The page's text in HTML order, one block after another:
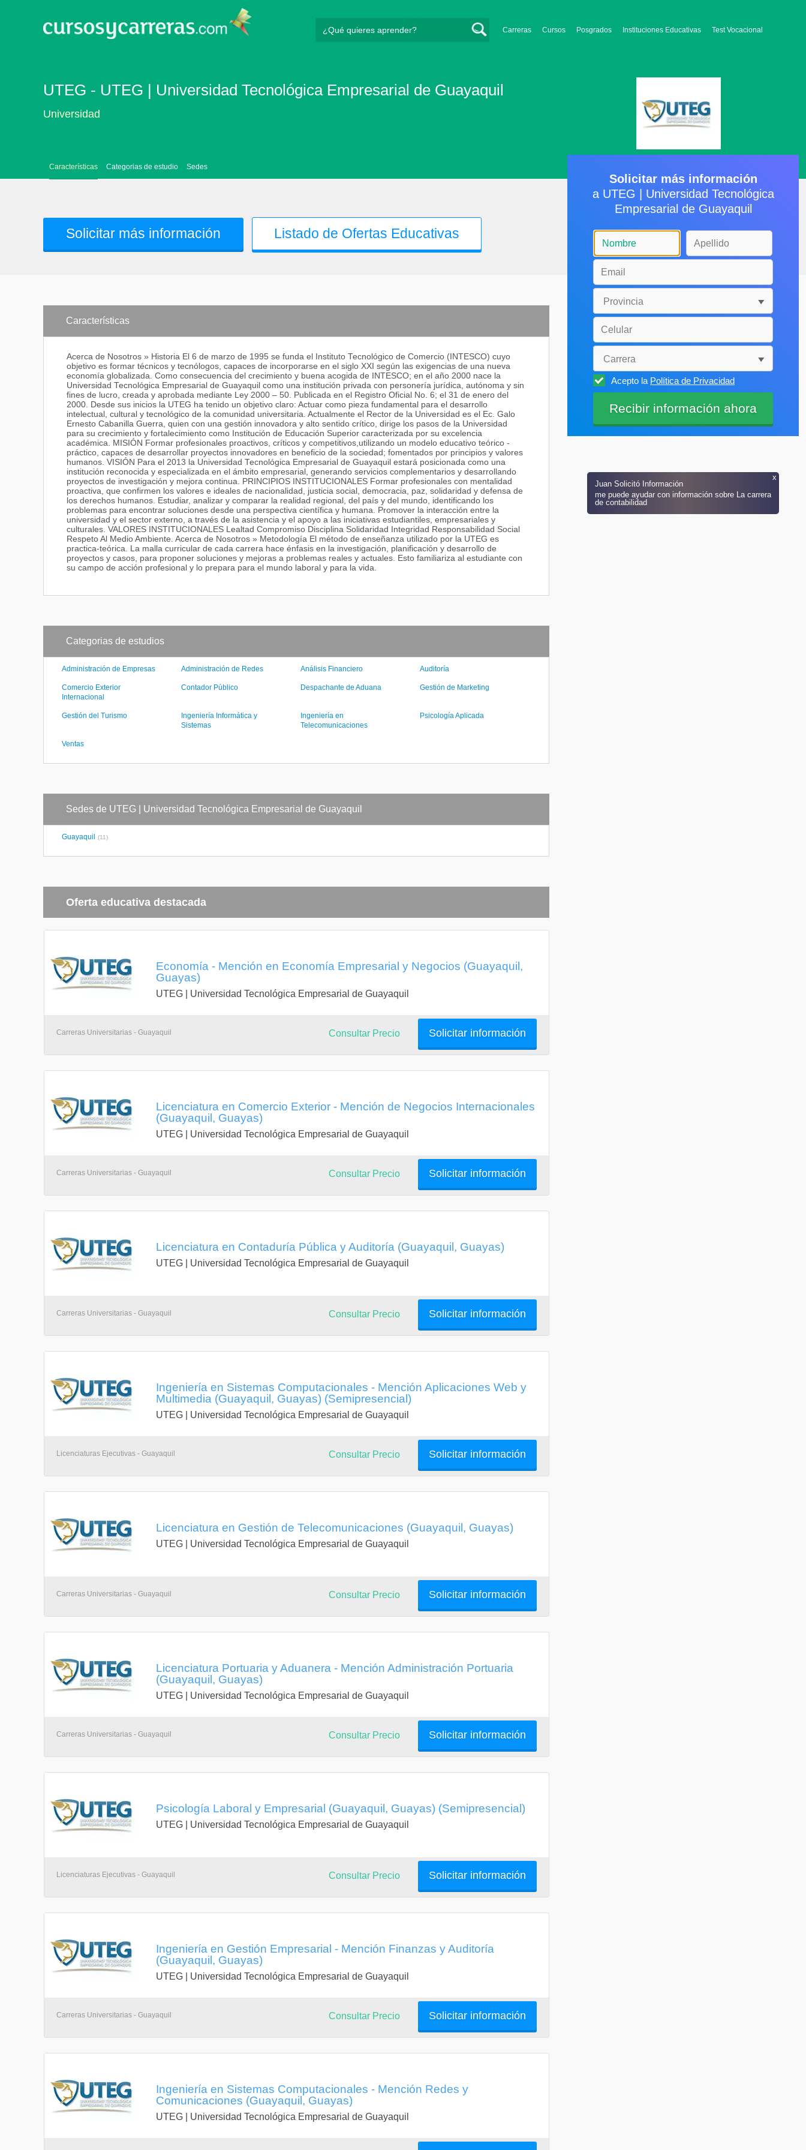
Carreras Cursos Posgrados Instituciones Educativas Test Vocacional
UTEG - UTEG | Universidad Tecnológica Empresarial de Guayaquil
Universidad
Características Categorias de estudio Sedes
Solicitar más información Listado de Ofertas Educativas
Características
Acerca de Nosotros » Historia El 6 de marzo de 1995 se funda el Instituto Tecnológico de Comercio (INTESCO) cuyo
objetivo es formar técnicos y tecnólogos, capaces de incorporarse en el siglo XXI según las exigencias de una nueva
economía globalizada. Como consecuencia del crecimiento y buena acogida de INTESCO; en el año 2000 nace la
Universidad Tecnológica Empresarial de Guayaquil como una institución privada con personería jurídica, autónoma y sin
fines de lucro, creada y aprobada mediante Ley 2000 – 50. Publicada en el Registro Oficial No. 6; el 31 de enero del
2000. Desde sus inicios la UTEG ha tenido un objetivo claro: Actuar como pieza fundamental para el desarrollo
intelectual, cultural y tecnológico de la comunidad universitaria. Actualmente el Rector de la Universidad es el Ec. Galo
Ernesto Cabanilla Guerra, quien con una gestión innovadora y alto sentido crítico, dirige los pasos de la Universidad
para su crecimiento y fortalecimiento como Institución de Educación Superior caracterizada por su excelencia
académica. MISIÓN Formar profesionales proactivos, críticos y competitivos,utilizando un modelo educativo teórico -
práctico, capaces de desarrollar proyectos innovadores en beneficio de la sociedad; fomentados por principios y valores
humanos. VISIÓN Para el 2013 la Universidad Tecnológica Empresarial de Guayaquil estará posicionada como una
institución reconocida y especializada en el ámbito empresarial, generando servicios complementarios y desarrollando
proyectos de investigación y mejora continua. PRINCIPIOS INSTITUCIONALES Formar profesionales con mentalidad
proactiva, que confirmen los valores e ideales de nacionalidad, justicia social, democracia, paz, solidaridad y defensa de
los derechos humanos. Estudiar, analizar y comparar la realidad regional, del país y del mundo, identificando los
problemas para encontrar soluciones desde una perspectiva científica y humana. Promover la interacción entre la
universidad y el sector externo, a través de la asistencia y el apoyo a las iniciativas estudiantiles, empresariales y
culturales. VALORES INSTITUCIONALES Lealtad Compromiso Disciplina Solidaridad Integridad Responsabilidad Social
Respeto Al Medio Ambiente. Acerca de Nosotros » Metodología El método de enseñanza utilizado por la UTEG es
practica-teórica. La malla curricular de cada carrera hace énfasis en la investigación, planificación y desarrollo de
proyectos y casos, para proponer soluciones y mejoras a problemas reales y actuales. Esto familiariza al estudiante con
su campo de acción profesional y lo prepara para el mundo laboral y para la vida.
Categorias de estudios
Administración de Empresas Administración de Redes Análisis Financiero Auditoría
Comercio Exterior
Internacional
Contador Público Despachante de Aduana Gestión de Marketing
Gestión del Turismo
Ingeniería Informática y
Sistemas
Ingeniería en
Telecomunicaciones
Psicología Aplicada
Ventas
Sedes de UTEG | Universidad Tecnológica Empresarial de Guayaquil
Guayaquil (11)
Oferta educativa destacada
Economía - Mención en Economía Empresarial y Negocios (Guayaquil,
Guayas)
UTEG | Universidad Tecnológica Empresarial de Guayaquil
Carreras Universitarias - Guayaquil Solicitar información
Consultar Precio
Licenciatura en Comercio Exterior - Mención de Negocios Internacionales
(Guayaquil, Guayas)
UTEG | Universidad Tecnológica Empresarial de Guayaquil
Carreras Universitarias - Guayaquil Solicitar información
Consultar Precio
Licenciatura en Contaduría Pública y Auditoría (Guayaquil, Guayas)
UTEG | Universidad Tecnológica Empresarial de Guayaquil
Carreras Universitarias - Guayaquil Solicitar información
Consultar Precio
Ingeniería en Sistemas Computacionales - Mención Aplicaciones Web y
Multimedia (Guayaquil, Guayas) (Semipresencial)
UTEG | Universidad Tecnológica Empresarial de Guayaquil
Licenciaturas Ejecutivas - Guayaquil Solicitar información
Consultar Precio
Licenciatura en Gestión de Telecomunicaciones (Guayaquil, Guayas)
UTEG | Universidad Tecnológica Empresarial de Guayaquil
Carreras Universitarias - Guayaquil Solicitar información
Consultar Precio
Licenciatura Portuaria y Aduanera - Mención Administración Portuaria
(Guayaquil, Guayas)
UTEG | Universidad Tecnológica Empresarial de Guayaquil
Carreras Universitarias - Guayaquil Solicitar información
Consultar Precio
Psicología Laboral y Empresarial (Guayaquil, Guayas) (Semipresencial)
UTEG | Universidad Tecnológica Empresarial de Guayaquil
Licenciaturas Ejecutivas - Guayaquil Solicitar información
Consultar Precio
Ingeniería en Gestión Empresarial - Mención Finanzas y Auditoría
(Guayaquil, Guayas)
UTEG | Universidad Tecnológica Empresarial de Guayaquil
Carreras Universitarias - Guayaquil Solicitar información
Consultar Precio
Ingeniería en Sistemas Computacionales - Mención Redes y
Comunicaciones (Guayaquil, Guayas)
UTEG | Universidad Tecnológica Empresarial de Guayaquil
Solicitar más información
a UTEG | Universidad Tecnológica
Empresarial de Guayaquil
Acepto la Política de Privacidad
Juan Solicitó Información
me puede ayudar con información sobre La carrera
de contabilidad
x